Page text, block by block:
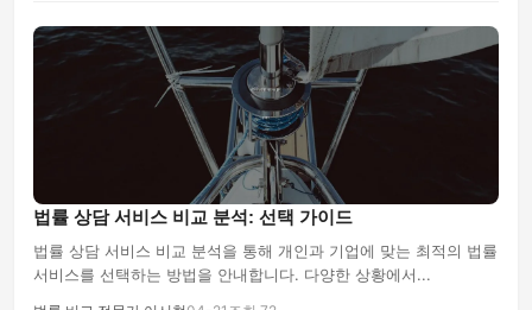
법률 상담 서비스 비교 분석: 선택 가이드
법률 상담 서비스 비교 분석을 통해 개인과 기업에 맞는 최적의 법률
서비스를 선택하는 방법을 안내합니다. 다양한 상황에서...